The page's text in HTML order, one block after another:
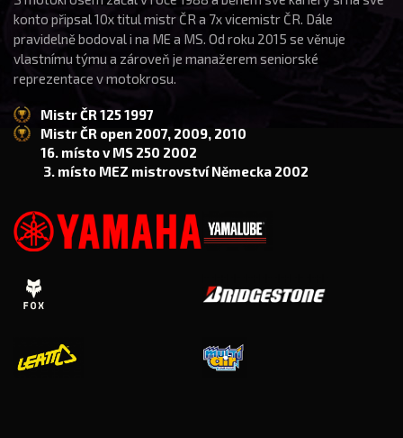
konto připsal 10x titul mistr ČR a 7x vicemistr ČR. Dále
pravidelně bodoval i na ME a MS. Od roku 2015 se věnuje
vlastnímu týmu a zároveň je manažerem seniorské
reprezentace v motokrosu.
Mistr ČR 125 1997
Mistr ČR open 2007, 2009, 2010
16. místo v MS 250 2002
3. místo MEZ mistrovství Německa 2002